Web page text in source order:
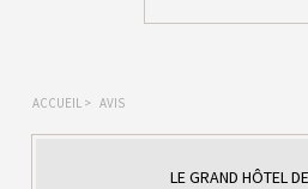
ACCUEIL > AVIS
LE GRAND HÔTEL